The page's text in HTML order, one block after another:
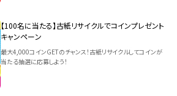
【100名に当たる】古紙リサイクルでコインプレゼント
キャンペーン
最大4,000コインGETのチャンス！古紙リサイクルしてコインが
当たる抽選に応募しよう！